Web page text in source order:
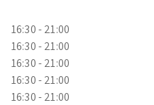
21:00 - 16:30
21:00 - 16:30
21:00 - 16:30
21:00 - 16:30
21:00 - 16:30